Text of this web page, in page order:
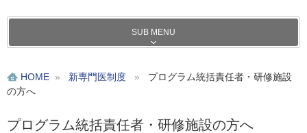
SUB MENU
HOME » 新専門医制度 »
プログラム統括責任者・研修施設
の方へ
プログラム統括責任者・研修施設の方へ